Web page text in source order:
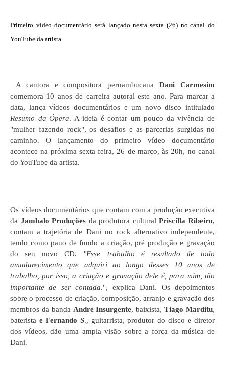
Primeiro vídeo documentário será lançado nesta sexta (26) no canal do
YouTube da artista
A cantora e compositora pernambucanaDani Carmesim
comemora 10 anos de carreira autoral este ano. Para marcar a
data, lança vídeos documentários e um novo disco intitulado
Resumo da Ópera. A ideia é contar um pouco da vivência de
"mulher fazendo rock", os desafios e as parcerias surgidas no
caminho. O lançamento do primeiro vídeo documentário
acontece na próxima sexta-feira, 26 de março, às 20h, no canal
do YouTube da artista.
Os vídeos documentários que contam com a produção executiva
da Jambalo Produções da produtora culturalPriscilla Ribeiro,
contam a trajetória de Dani no rock alternativo independente,
tendo como pano de fundo a criação, pré produção e gravação
do seu novo CD. "Esse trabalho é resultado de todo
amadurecimento que adquiri ao longo desses 10 anos de
trabalho, por isso, a criação e gravação dele é, para mim, tão
importante de ser contada.", explica Dani. Os depoimentos
sobre o processo de criação, composição, arranjo e gravação dos
membros da banda André Insurgente, baixista,Tiago Marditu,
baterista e Fernando S., guitarrista, produtor do disco e diretor
dos vídeos, dão uma ampla visão sobre a força da música de
Dani.